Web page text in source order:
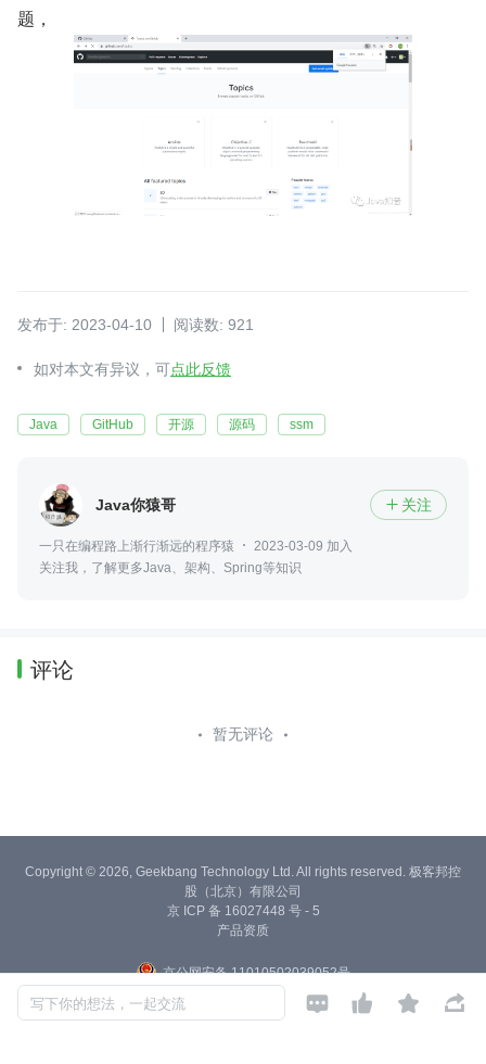
题，
发布于: 2023-04-10 阅读数: 921
如对本文有异议，可点此反馈
Java GitHub 开源 源码 ssm
Java你猿哥  关注
一只在编程路上渐行渐远的程序猿
2023-03-09 加入
关注我，了解更多Java、架构、Spring等知识
评论
暂无评论
写下你的想法，一起交流    
Copyright © 2026, Geekbang Technology Ltd. All rights reserved. 极客邦控
股（北京）有限公司
京 ICP 备 16027448 号 - 5
产品资质
京公网安备 11010502039052号